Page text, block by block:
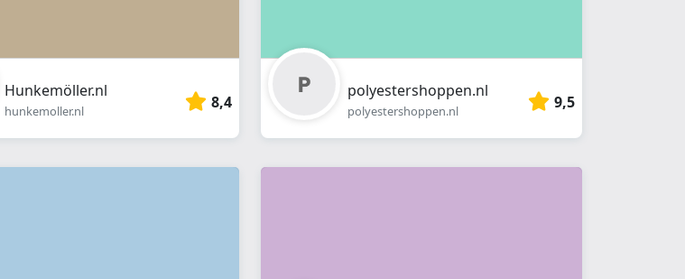
Hunkemöller.nl
hunkemoller.nl 8,4
polyestershoppen.nl
polyestershoppen.nl 9,5